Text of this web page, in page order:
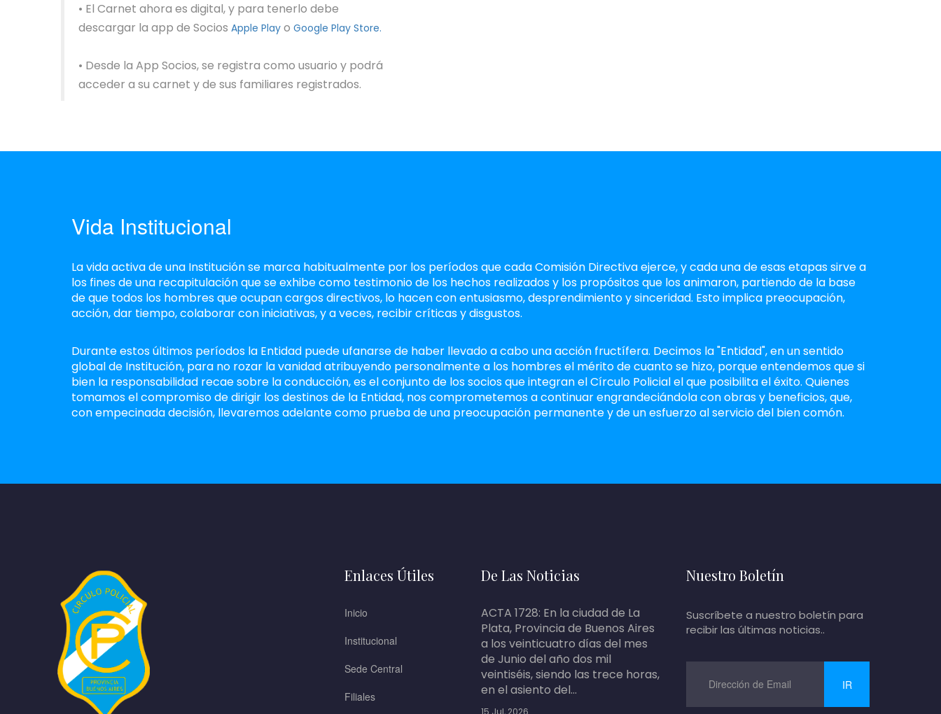
• El Carnet ahora es digital, y para tenerlo debe
descargar la app de Socios Apple Play o Google Play Store.
• Desde la App Socios, se registra como usuario y podrá
acceder a su carnet y de sus familiares registrados.
Vida Institucional
La vida activa de una Institución se marca habitualmente por los períodos que cada Comisión Directiva ejerce, y cada una de esas etapas sirve a
los fines de una recapitulación que se exhibe como testimonio de los hechos realizados y los propósitos que los animaron, partiendo de la base
de que todos los hombres que ocupan cargos directivos, lo hacen con entusiasmo, desprendimiento y sinceridad. Esto implica preocupación,
acción, dar tiempo, colaborar con iniciativas, y a veces, recibir críticas y disgustos.
Durante estos últimos períodos la Entidad puede ufanarse de haber llevado a cabo una acción fructífera. Decimos la "Entidad", en un sentido
global de Institución, para no rozar la vanidad atribuyendo personalmente a los hombres el mérito de cuanto se hizo, porque entendemos que si
bien la responsabilidad recae sobre la conducción, es el conjunto de los socios que integran el Círculo Policial el que posibilita el éxito. Quienes
tomamos el compromiso de dirigir los destinos de la Entidad, nos comprometemos a continuar engrandeciándola con obras y beneficios, que,
con empecinada decisión, llevaremos adelante como prueba de una preocupación permanente y de un esfuerzo al servicio del bien comón.
Enlaces Útiles
Inicio
Institucional
Sede Central
Filiales
De Las Noticias
ACTA 1728: En la ciudad de La
Plata, Provincia de Buenos Aires
a los veinticuatro días del mes
de Junio del año dos mil
veintiséis, siendo las trece horas,
en el asiento del...
15 Jul, 2026
Nuestro Boletín
Suscríbete a nuestro boletín para
recibir las últimas noticias..
IR